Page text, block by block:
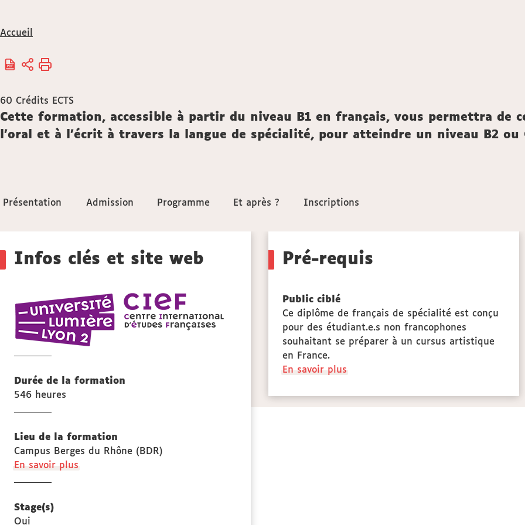
Vous
ici :
Accueil
60 Crédits ECTS
Description
Cette formation, accessible à partir du niveau B1 en français, vous permettra de
l'oral et à l'écrit à travers la langue de spécialité, pour atteindre un niveau B2 ou
Accéder
sections
la
fiche
Présentation
Présentation Admission
Admission Programme
Programme Et après ?
Et après ? Inscriptions
Inscriptions
Détails
Infos clés et site web
Durée de la formation
546 heures
Lieu de la formation
Campus Berges du Rhône (BDR)
En savoir plus
Stage(s)
Oui
Pré-requis
Public ciblé
Ce diplôme de français de spécialité est conçu
pour des étudiant.e.s non francophones
souhaitant se préparer à un cursus artistique
en France.
En savoir plus
des